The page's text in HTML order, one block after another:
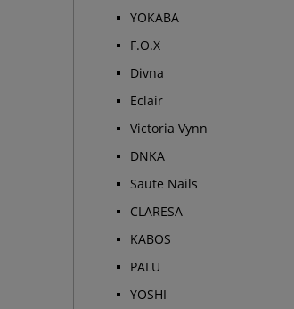
YOKABA
F.O.X
Divna
Eclair
Victoria Vynn
DNKA
Saute Nails
CLARESA
KABOS
PALU
YOSHI